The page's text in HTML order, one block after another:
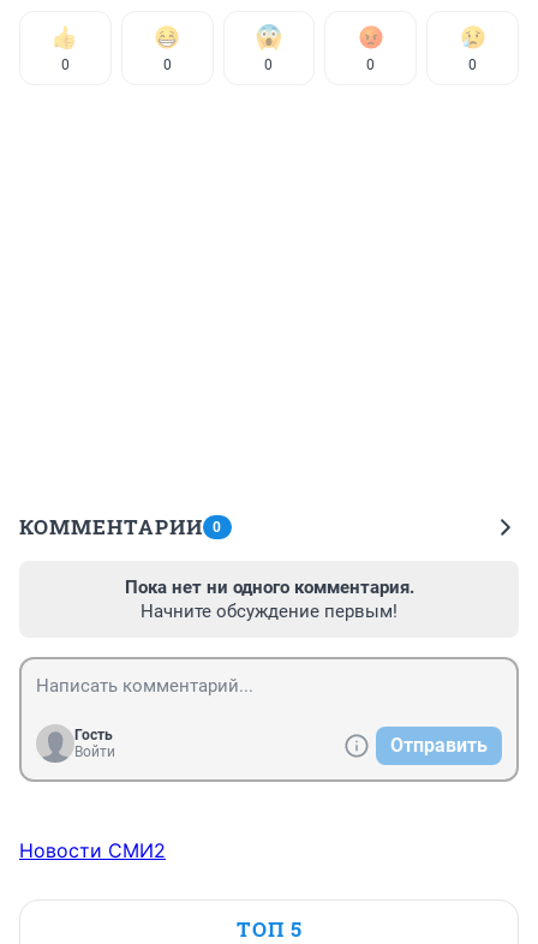
0 0 0 0 0
КОММЕНТАРИИ 0
Пока нет ни одного комментария.
Начните обсуждение первым!
Гость
Войти
Отправить
Новости СМИ2
ТОП 5